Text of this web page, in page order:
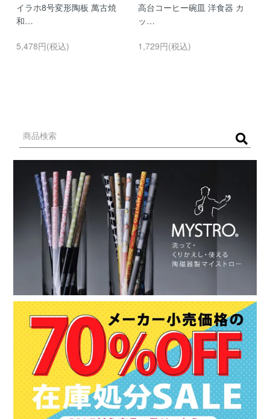
イラホ8号変形陶板 萬古焼
和…
5,478円(税込)
高台コーヒー碗皿 洋食器 カ
ッ…
1,729円(税込)